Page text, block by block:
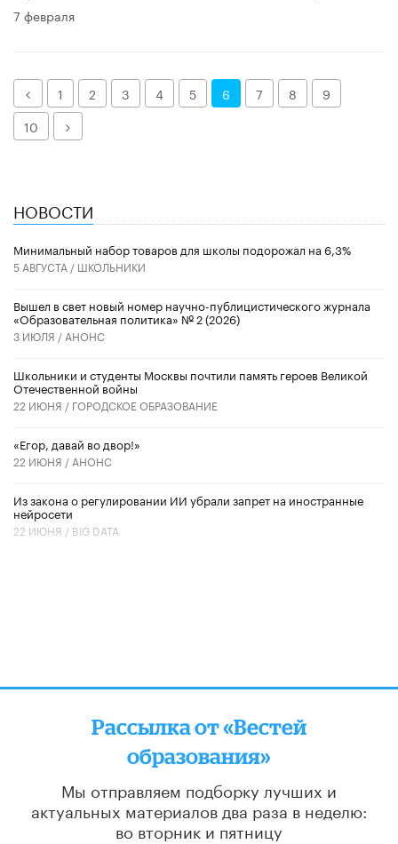
7 февраля
Назад1 2 3 4 5 6 7 8
9
10
Далее
НОВОСТИ
Минимальный набор товаров для школы подорожал на 6,3%
5 АВГУСТА / ШКОЛЬНИКИ
Вышел в свет новый номер научно-публицистического журнала
«Образовательная политика» № 2 (2026)
3 ИЮЛЯ / АНОНС
Школьники и студенты Москвы почтили память героев Великой
Отечественной войны
22 ИЮНЯ / ГОРОДСКОЕ ОБРАЗОВАНИЕ
«Егор, давай во двор!»
22 ИЮНЯ / АНОНС
Из закона о регулировании ИИ убрали запрет на иностранные
нейросети
22 ИЮНЯ / BIG DATA
Рассылка от «Вестей
образования»
Мы отправляем подборку лучших и
актуальных материалов два раза в неделю:
во вторник и пятницу